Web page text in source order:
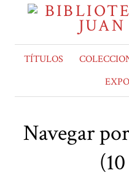
TÍTULOS
Navegar